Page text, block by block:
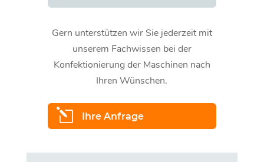
Gern unterstützen wir Sie jederzeit mit
unserem Fachwissen bei der
Konfektionierung der Maschinen nach
Ihren Wünschen.
l Ihre Anfrage